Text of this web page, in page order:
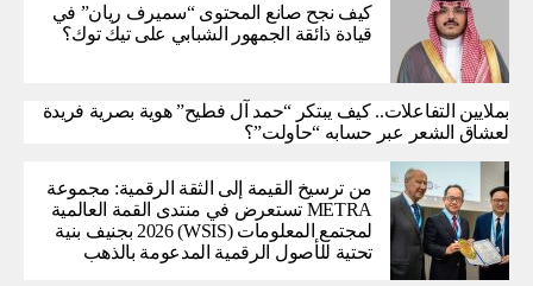
كيف نجح صانع المحتوى “سميرف ريان” في
قيادة ذائقة الجمهور الشبابي على تيك توك؟
بملايين التفاعلات.. كيف يبتكر “حمد آل فطيح” هوية بصرية فريدة
لعشاق الشعر عبر حسابه “حاولت”؟
من ترسيخ القيمة إلى الثقة الرقمية: مجموعة
METRA تستعرض في منتدى القمة العالمية
لمجتمع المعلومات (WSIS) 2026 بجنيف بنية
تحتية للأصول الرقمية المدعومة بالذهب